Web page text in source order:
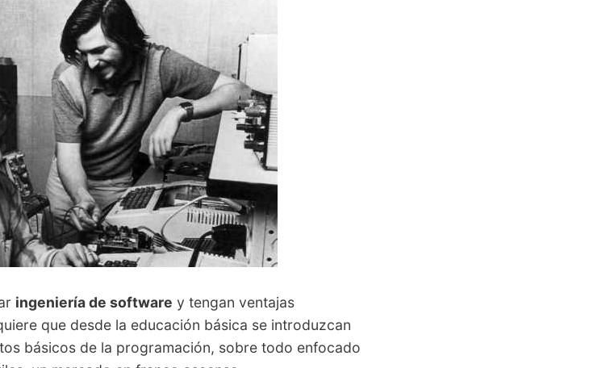
ingeniería de software y tengan ventajas
que desde la educación básica se introduzcan
básicos de la programación, sobre todo enfocado